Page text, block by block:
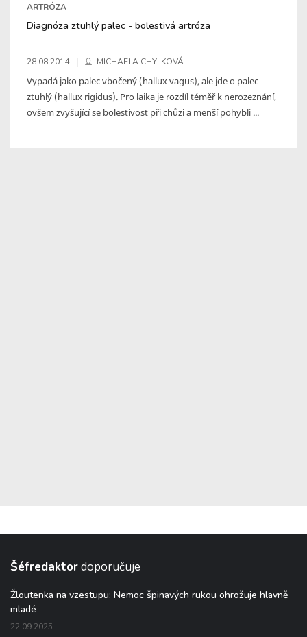
ARTRÓZA
Diagnóza ztuhlý palec - bolestivá artróza
28.08.2014 MICHAELA CHYLKOVÁ
Vypadá jako palec vbočený (hallux vagus), ale jde o palec
ztuhlý (hallux rigidus). Pro laika je rozdíl téměř k nerozeznání,
ovšem zvyšující se bolestivost při chůzi a menší pohybli ...
Šéfredaktordoporučuje
Žloutenka na vzestupu: Nemoc špinavých rukou ohrožuje hlavně
mladé
22.09.2025